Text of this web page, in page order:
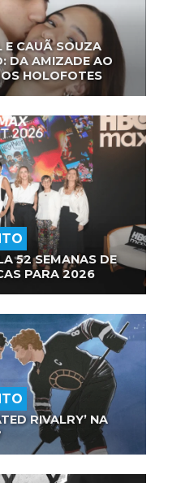
E CAUÃ SOUZA
DA AMIZADE AO
HOLOFOTES
52 SEMANAS DE
PARA 2026
RIVALRY’ NA